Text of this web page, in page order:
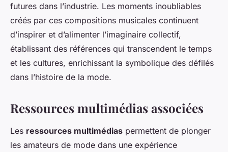
futures dans l’industrie. Les moments inoubliables
créés par ces compositions musicales continuent
d’inspirer et d’alimenter l’imaginaire collectif,
établissant des références qui transcendent le temps
et les cultures, enrichissant la symbolique des défilés
dans l’histoire de la mode.
Ressources multimédias associées
Les ressources multimédias permettent de plonger
les amateurs de mode dans une expérience